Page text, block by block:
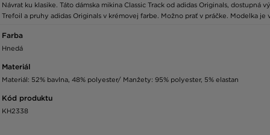
Návrat ku klasike. Táto dámska mikina Classic Track od adidas Originals,
Trefoil a pruhy adidas Originals v krémovej farbe. Možno prať v práčke. Modelka
Farba
Hnedá
Materiál
Materiál: 52% bavlna, 48% polyester/ Manžety: 95% polyester, 5% elastan
Kód produktu
KH2338